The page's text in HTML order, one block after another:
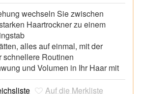
wechseln Sie zwischen
Haartrockner zu einem
alles auf einmal, mit der
schnellere Routinen
und Volumen in Ihr Haar mit
das Trocknen mühelos mit dem
Auf die Merkliste